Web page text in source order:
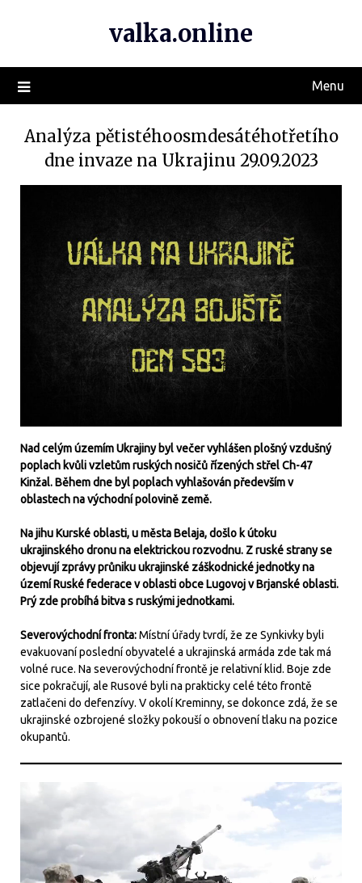
valka.online
Menu
Analýza pětistéhoosmdesátéhotřetího
dne invaze na Ukrajinu 29.09.2023
Nad celým územím Ukrajiny byl večer vyhlášen plošný vzdušný
poplach kvůli vzletům ruských nosičů řízených střel Ch-47
Kinžal. Během dne byl poplach vyhlašován především v
oblastech na východní polovině země.
Na jihu Kurské oblasti, u města Belaja, došlo k útoku
ukrajinského dronu na elektrickou rozvodnu. Z ruské strany se
objevují zprávy průniku ukrajinské záškodnické jednotky na
území Ruské federace v oblasti obce Lugovoj v Brjanské oblasti.
Prý zde probíhá bitva s ruskými jednotkami.
Severovýchodní fronta:Místní úřady tvrdí, že ze Synkivky byli
evakuovaní poslední obyvatelé a ukrajinská armáda zde tak má
volné ruce. Na severovýchodní frontě je relativní klid. Boje zde
sice pokračují, ale Rusové byli na prakticky celé této frontě
zatlačeni do defenzívy. V okolí Kreminny, se dokonce zdá, že se
ukrajinské ozbrojené složky pokouší o obnovení tlaku na pozice
okupantů.